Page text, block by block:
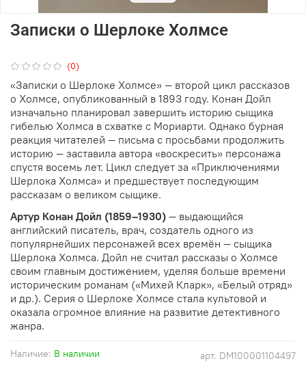
(0)
арт. DM100001104497
Наличие: В наличии
Записки о Шерлоке Холмсе
«Записки о Шерлоке Холмсе» — второй цикл рассказов
о Холмсе, опубликованный в 1893 году. Конан Дойл
изначально планировал завершить историю сыщика
гибелью Холмса в схватке с Мориарти. Однако бурная
реакция читателей — письма с просьбами продолжить
историю — заставила автора «воскресить» персонажа
спустя восемь лет. Цикл следует за «Приключениями
Шерлока Холмса» и предшествует последующим
рассказам о великом сыщике.
Артур Конан Дойл (1859–1930) — выдающийся
английский писатель, врач, создатель одного из
популярнейших персонажей всех времён — сыщика
Шерлока Холмса. Дойл не считал рассказы о Холмсе
своим главным достижением, уделяя больше времени
историческим романам («Михей Кларк», «Белый отряд»
и др.). Серия о Шерлоке Холмсе стала культовой и
оказала огромное влияние на развитие детективного
жанра.